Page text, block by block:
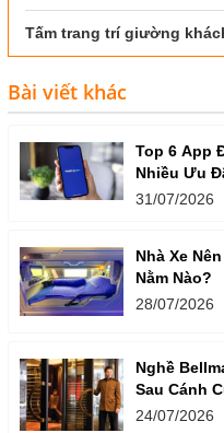
Tấm trang trí giường
Bài viết khác
Top 6 App
Nhiều Ưu
31/07/2026
Nhà Xe
Nằm Nào?
28/07/2026
Nghề
Sau Cánh
24/07/2026